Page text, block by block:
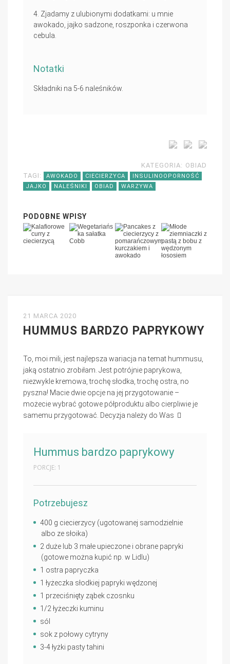
Zjadamy z ulubionymi dodatkami: u mnie
awokado, jajko sadzone, roszponka i czerwona
cebula.
Notatki
Składniki na 5-6 naleśników.
OBIAD
KATEGORIA:
TAGI:
AWOKADO CIECIERZYCA
INSULINOOPORNOŚĆ
JAJKO
NALEŚNIKI OBIAD WARZYWA
PODOBNE WPISY
21 MARCA 2020
HUMMUS BARDZO PAPRYKOWY
To, moi mili, jest najlepsza wariacja na temat hummusu,
jaką ostatnio zrobiłam. Jest potrójnie paprykowa,
niezwykle kremowa, trochę słodka, trochę ostra, no
pyszna! Macie dwie opcje na jej przygotowanie –
możecie wybrać gotowe półproduktu albo cierpliwie je
samemu przygotować. Decyzja należy do Was
Hummus bardzo paprykowy
PORCJE: 1
Potrzebujesz
400 g ciecierzycy (ugotowanej samodzielnie
albo ze słoika)
2 duże lub 3 małe upieczone i obrane papryki
(gotowe można kupić np. w Lidlu)
1 ostra papryczka
1 łyżeczka słodkiej papryki wędzonej
1 przeciśnięty ząbek czosnku
1/2 łyżeczki kuminu
sól
sok z połowy cytryny
3-4 łyżki pasty tahini